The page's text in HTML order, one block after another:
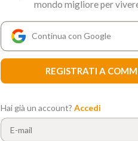
mondo migliore per
Continua con Google
REGISTRATI A
Hai già un account? Accedi